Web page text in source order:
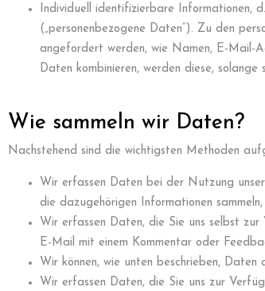
Individuell identifizierbare Informationen,
(„personenbezogene Daten“). Zu den
angefordert werden, wie Namen, E-Mail-
Daten kombinieren, werden diese,
Wie sammeln wir Daten?
Nachstehend sind die wichtigsten Methoden
Wir erfassen Daten bei der Nutzung
die dazugehörigen Informationen
Wir erfassen Daten, die Sie uns selbst zur
E-Mail mit einem Kommentar oder
Wir können, wie unten beschrieben, Daten
Wir erfassen Daten, die Sie uns zur